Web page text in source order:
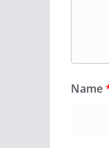
Name